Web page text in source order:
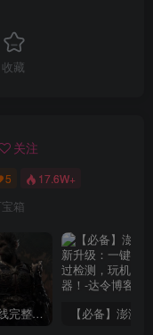
收藏
关注
5 17.6W+
箱
黑神话悟空离线完整版+修改器